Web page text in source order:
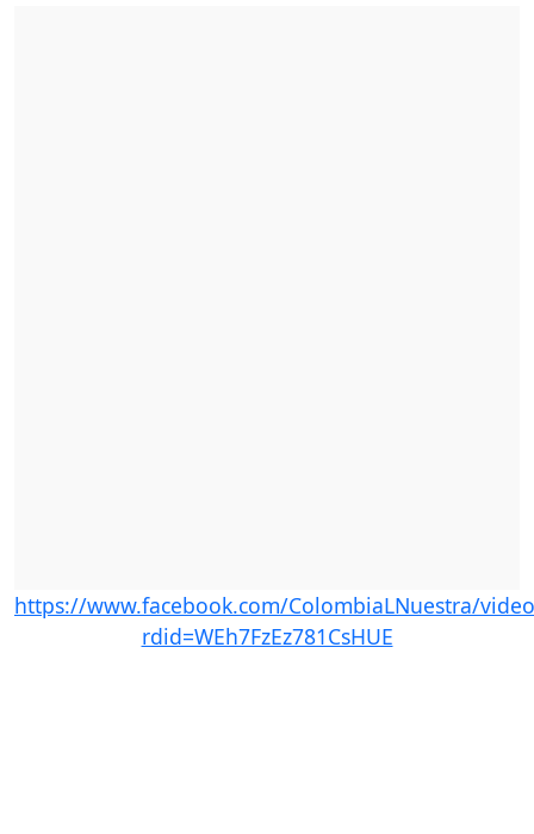
https://www.facebook.com/ColombiaLNuestra/
rdid=WEh7FzEz781CsHUE